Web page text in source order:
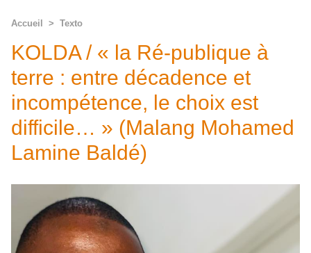
Accueil > Texto
KOLDA / « la Ré-publique à
terre : entre décadence et
incompétence, le choix est
difficile… » (Malang Mohamed
Lamine Baldé)